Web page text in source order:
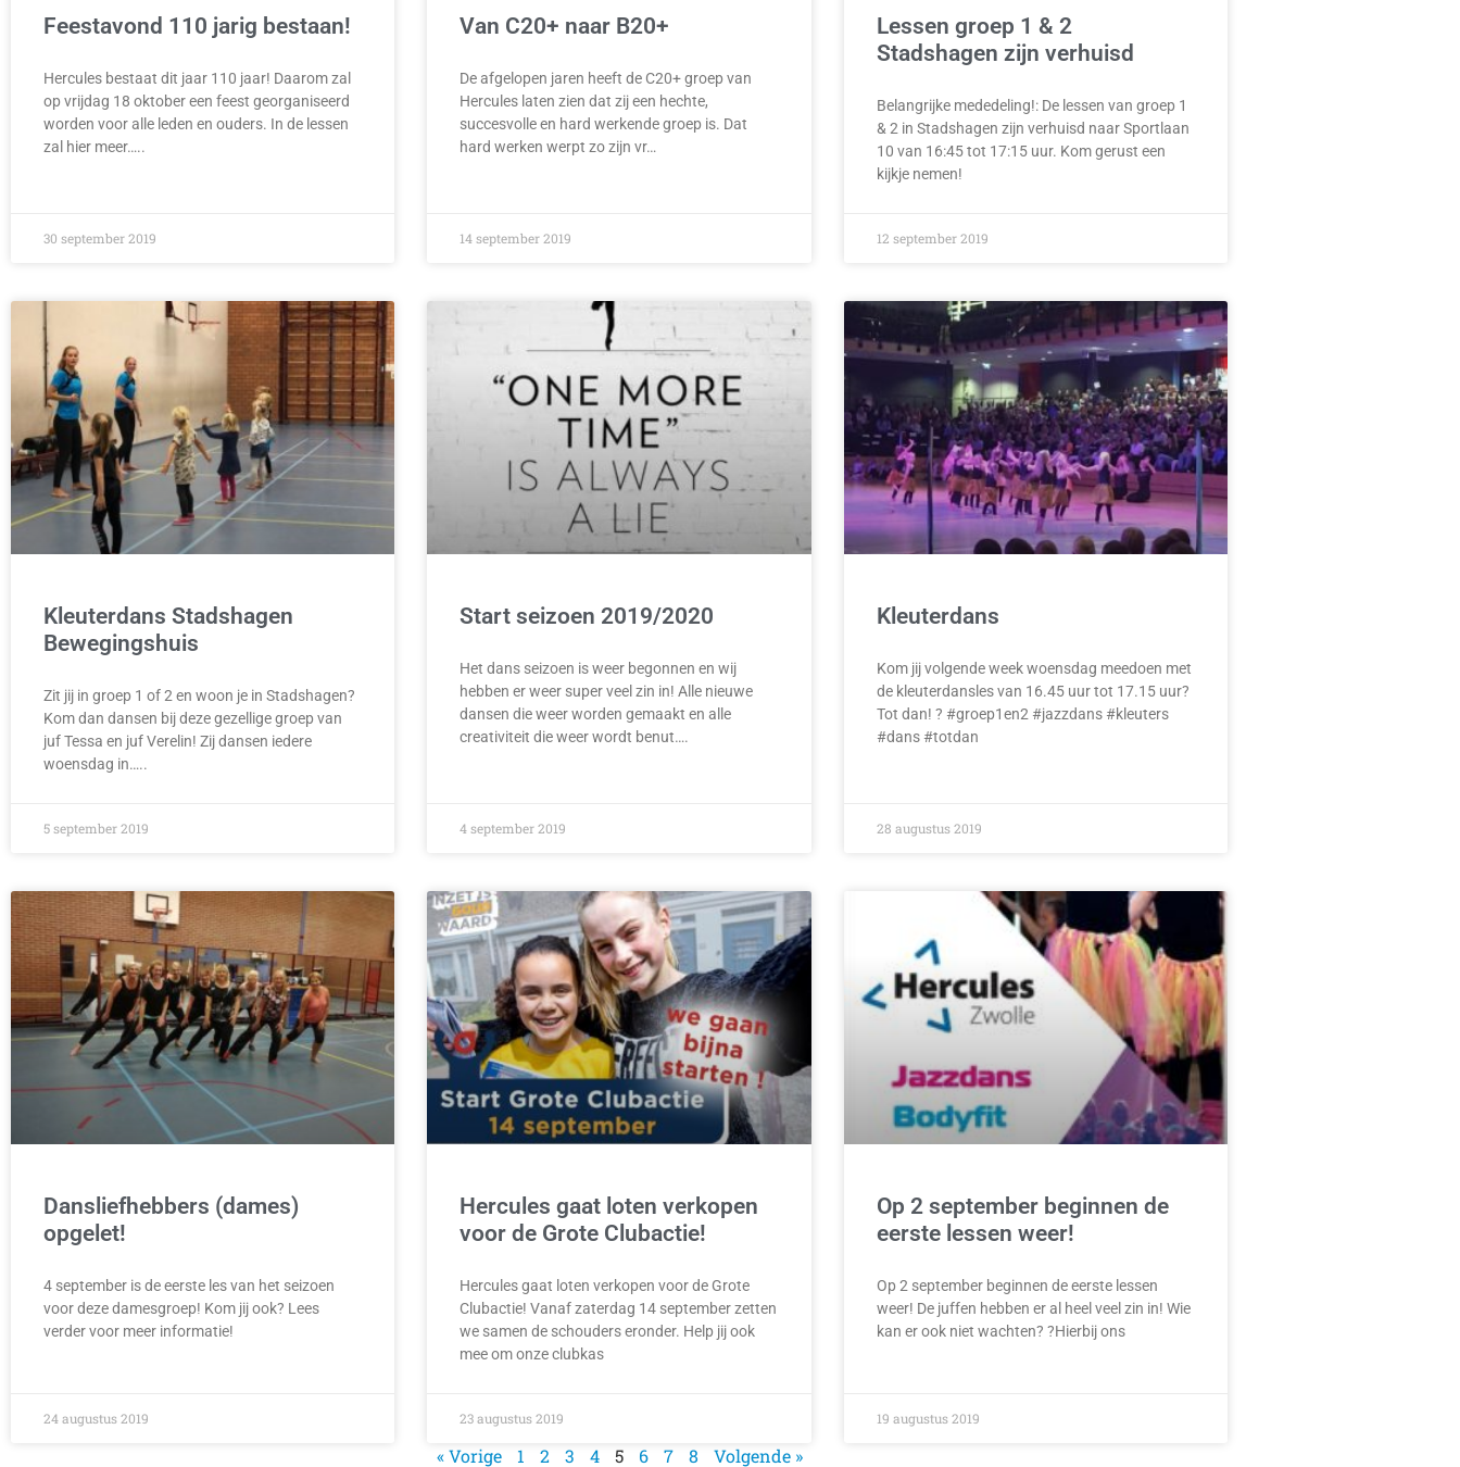
Feestavond 110 jarig bestaan!
Hercules bestaat dit jaar 110 jaar! Daarom zal
op vrijdag 18 oktober een feest georganiseerd
worden voor alle leden en ouders. In de lessen
zal hier meer…..
30 september 2019
Van C20+ naar B20+
De afgelopen jaren heeft de C20+ groep van
Hercules laten zien dat zij een hechte,
succesvolle en hard werkende groep is. Dat
hard werken werpt zo zijn vr…
14 september 2019
Lessen groep 1 & 2
Stadshagen zijn verhuisd
Belangrijke mededeling!: De lessen van groep 1
& 2 in Stadshagen zijn verhuisd naar Sportlaan
10 van 16:45 tot 17:15 uur. Kom gerust een
kijkje nemen!
12 september 2019
Kleuterdans Stadshagen
Bewegingshuis
Zit jij in groep 1 of 2 en woon je in Stadshagen?
Kom dan dansen bij deze gezellige groep van
juf Tessa en juf Verelin! Zij dansen iedere
woensdag in…..
5 september 2019
Start seizoen 2019/2020
Het dans seizoen is weer begonnen en wij
hebben er weer super veel zin in! Alle nieuwe
dansen die weer worden gemaakt en alle
creativiteit die weer wordt benut….
4 september 2019
Kleuterdans
Kom jij volgende week woensdag meedoen met
de kleuterdansles van 16.45 uur tot 17.15 uur?
Tot dan! ? #groep1en2 #jazzdans #kleuters
#dans #totdan
28 augustus 2019
Dansliefhebbers (dames)
opgelet!
4 september is de eerste les van het seizoen
voor deze damesgroep! Kom jij ook? Lees
verder voor meer informatie!
24 augustus 2019
Hercules gaat loten verkopen
voor de Grote Clubactie!
Hercules gaat loten verkopen voor de Grote
Clubactie! Vanaf zaterdag 14 september zetten
we samen de schouders eronder. Help jij ook
mee om onze clubkas
23 augustus 2019
Op 2 september beginnen de
eerste lessen weer!
Op 2 september beginnen de eerste lessen
weer! De juffen hebben er al heel veel zin in! Wie
kan er ook niet wachten? ?Hierbij ons
19 augustus 2019
« Vorige 1 2 3 4 5 6 7 8 Volgende »